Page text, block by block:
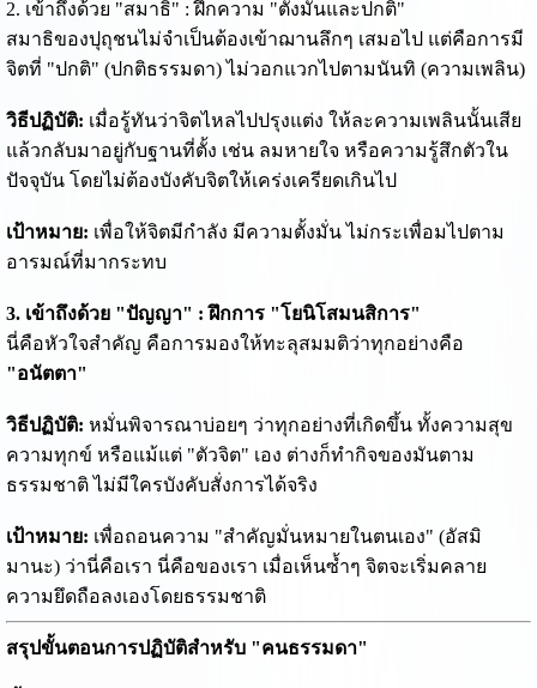
2. เข้าถึงด้วย "สมาธิ" : ฝึกความ "ตั้งมั่นและปกติ"
สมาธิของปุถุชนไม่จำเป็นต้องเข้าฌานลึกๆ เสมอไป แต่คือการมี
จิตที่ "ปกติ" (ปกติธรรมดา) ไม่วอกแวกไปตามนันทิ (ความเพลิน)
วิธีปฏิบัติ: เมื่อรู้ทันว่าจิตไหลไปปรุงแต่ง ให้ละความเพลินนั้นเสีย
แล้วกลับมาอยู่กับฐานที่ตั้ง เช่น ลมหายใจ หรือความรู้สึกตัวใน
ปัจจุบัน โดยไม่ต้องบังคับจิตให้เคร่งเครียดเกินไป
เป้าหมาย: เพื่อให้จิตมีกำลัง มีความตั้งมั่น ไม่กระเพื่อมไปตาม
อารมณ์ที่มากระทบ
3. เข้าถึงด้วย "ปัญญา" : ฝึกการ "โยนิโสมนสิการ"
นี่คือหัวใจสำคัญ คือการมองให้ทะลุสมมติว่าทุกอย่างคือ
"อนัตตา"
วิธีปฏิบัติ: หมั่นพิจารณาบ่อยๆ ว่าทุกอย่างที่เกิดขึ้น ทั้งความสุข
ความทุกข์ หรือแม้แต่ "ตัวจิต" เอง ต่างก็ทำกิจของมันตาม
ธรรมชาติ ไม่มีใครบังคับสั่งการได้จริง
เป้าหมาย: เพื่อถอนความ "สำคัญมั่นหมายในตนเอง" (อัสมิ
มานะ) ว่านี่คือเรา นี่คือของเรา เมื่อเห็นซ้ำๆ จิตจะเริ่มคลาย
ความยึดถือลงเองโดยธรรมชาติ
สรุปขั้นตอนการปฏิบัติสำหรับ "คนธรรมดา"